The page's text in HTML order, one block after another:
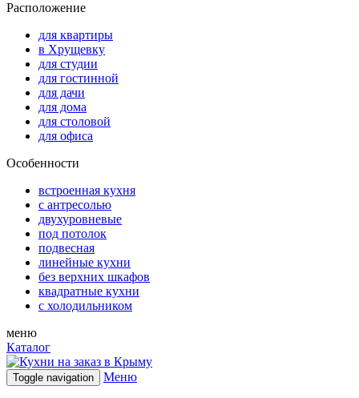
Расположение
для квартиры
в Хрущевку
для студии
для гостинной
для дачи
для дома
для столовой
для офиса
Особенности
встроенная кухня
с антресолью
двухуровневые
под потолок
подвесная
линейные кухни
без верхних шкафов
квадратные кухни
с холодильником
меню
Каталог
Toggle navigation Меню